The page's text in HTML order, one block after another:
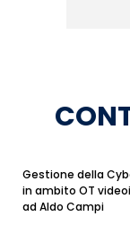
Gestione della
in ambito OT
ad Aldo Campi